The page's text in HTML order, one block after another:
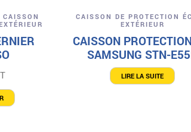
CAISSON
CAISSON DE PROTECTION
EXTÉRIEUR
CAISSON
SAMSUNG STN-
LIRE LA SUITE